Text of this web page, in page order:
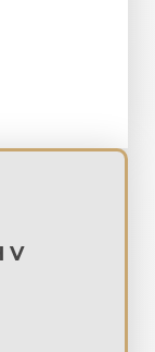
V